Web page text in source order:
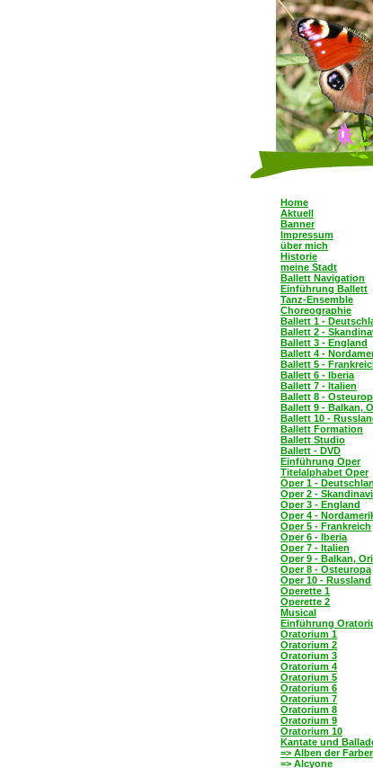
Home
Aktuell
Banner
Impressum
über mich
Historie
meine Stadt
Ballett Navigation
Einführung Ballett
Tanz-Ensemble
Choreographie
Ballett 1 -
Ballett 2 -
Ballett 3 - England
Ballett 4 -
Ballett 5 -
Ballett 6 - Iberia
Ballett 7 - Italien
Ballett 8 -
Ballett 9 - Balkan,
Ballett 10 -
Ballett Formation
Ballett Studio
Ballett - DVD
Einführung Oper
Titelalphabet Oper
Oper 1 -
Oper 2 -
Oper 3 - England
Oper 4 -
Oper 5 - Frankreich
Oper 6 - Iberia
Oper 7 - Italien
Oper 9 - Balkan,
Oper 8 - Osteuropa
Oper 10 - Russland
Operette 1
Operette 2
Musical
Einführung
Oratorium 1
Oratorium 2
Oratorium 3
Oratorium 4
Oratorium 5
Oratorium 6
Oratorium 7
Oratorium 8
Oratorium 9
Oratorium 10
Kantate und
=> Alben der
=> Alcyone